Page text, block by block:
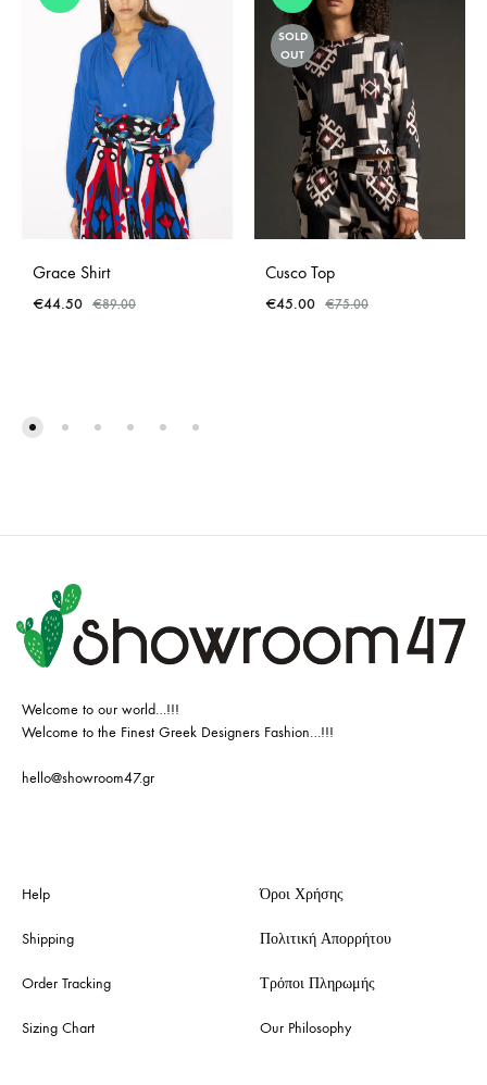
Grace Shirt
€44.50 €89.00
SOLD
OUT
Cusco Top
€45.00 €75.00
Welcome to our world…!!!
Welcome to the Finest Greek Designers Fashion…!!!
hello@showroom47.gr
Help
Shipping
Order Tracking
Sizing Chart
Όροι Χρήσης
Πολιτική Απορρήτου
Τρόποι Πληρωμής
Our Philosophy